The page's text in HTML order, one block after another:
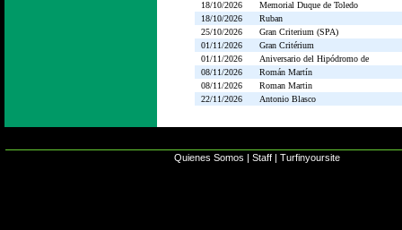
18/10/2026
Memorial Duque de Toledo
18/10/2026
Ruban
25/10/2026
Gran Criterium (SPA)
01/11/2026
Gran Critérium
01/11/2026
Aniversario del Hipódromo de
08/11/2026
Román Martín
08/11/2026
Roman Martin
22/11/2026
Antonio Blasco
Quienes Somos | Staff | Turfinyoursite